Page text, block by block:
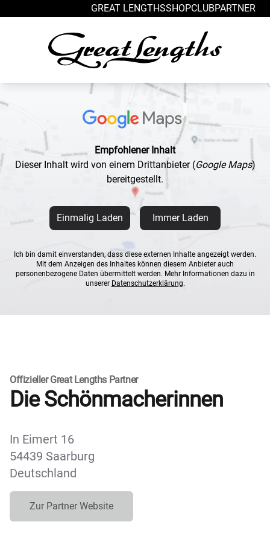
GREAT LENGTHSSHOPCLUBPARTNER
Empfohlener Inhalt
Dieser Inhalt wird von einem Drittanbieter (Google Maps)
bereitgestellt.
Einmalig Laden Immer Laden
Ich bin damit einverstanden, dass diese externen Inhalte angezeigt werden.
Mit dem Anzeigen des Inhaltes können diesem Anbieter auch
personenbezogene Daten übermittelt werden. Mehr Informationen dazu in
unserer Datenschutzerklärung.
Offizieller Great Lengths Partner
Die Schönmacherinnen
In Eimert 16
54439 Saarburg
Deutschland
Zur Partner Website